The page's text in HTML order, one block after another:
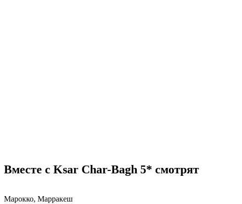
Вместе с Ksar Char-Bagh 5* смотрят
Марокко, Марракеш